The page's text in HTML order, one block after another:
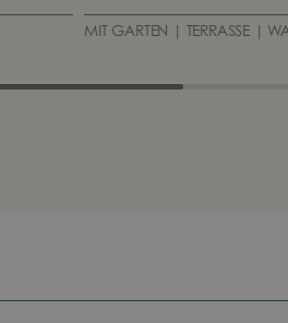
MIT GARTEN | TERRASSE |